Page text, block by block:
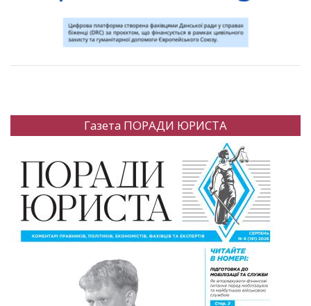
Газета ПОРАДИ ЮРИСТА